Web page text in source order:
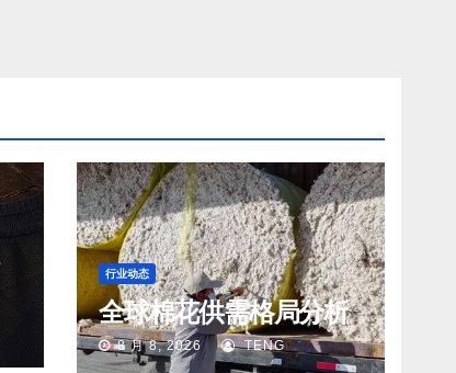
行业动态
全球棉花供需格局分析
8 月 8, 2026 TENG